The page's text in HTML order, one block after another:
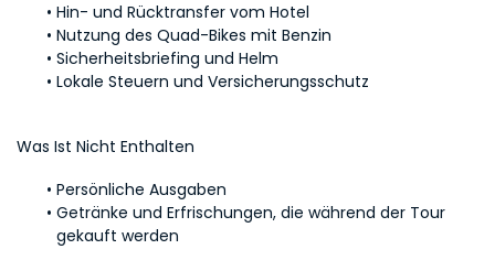
Hin- und Rücktransfer vom Hotel
Nutzung des Quad-Bikes mit Benzin
Sicherheitsbriefing und Helm
Lokale Steuern und Versicherungsschutz
Was Ist Nicht Enthalten
Persönliche Ausgaben
Getränke und Erfrischungen, die während der Tour
gekauft werden